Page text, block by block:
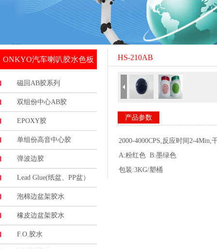
ONKYO汽车喇叭胶水色板
磁回AB胶系列
双组份中心AB胶
EPOXY胶
单组份高音中心胶
弹波边胶
Lead Glue(纸盆、PP盆）
泡棉边盆架胶水
橡皮边盆架胶水
F.O.胶水
HS-210AB
产品参数
2000-4000CPS,反应时间2-
A:粉红色 B:墨绿色
包装:3KG/塑桶